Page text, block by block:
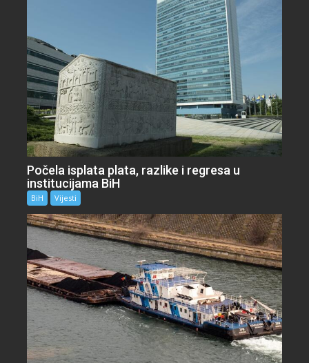
Počela isplata plata, razlike i regresa u
institucijama BiH
BiH Vijesti